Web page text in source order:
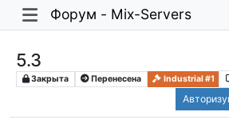
Форум - Mix-Servers
5.3
Закрыта Перенесена Industrial #1